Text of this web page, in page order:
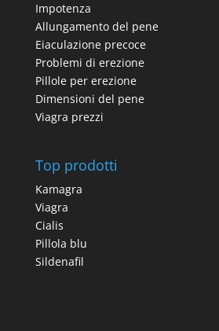
Impotenza
Allungamento del pene
Eiaculazione precoce
Problemi di erezione
Pillole per erezione
Dimensioni del pene
Viagra prezzi
Top prodotti
Kamagra
Viagra
Cialis
Pillola blu
Sildenafil